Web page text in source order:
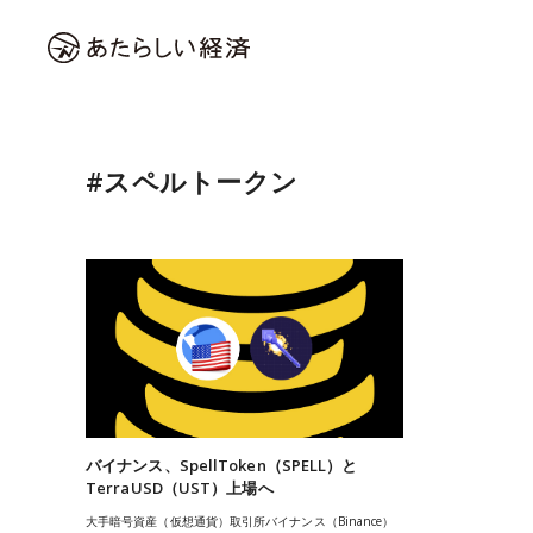
#スペルトークン
バイナンス、SpellToken（SPELL）と
TerraUSD（UST）上場へ
大手暗号資産（仮想通貨）取引所バイナンス（Binance）